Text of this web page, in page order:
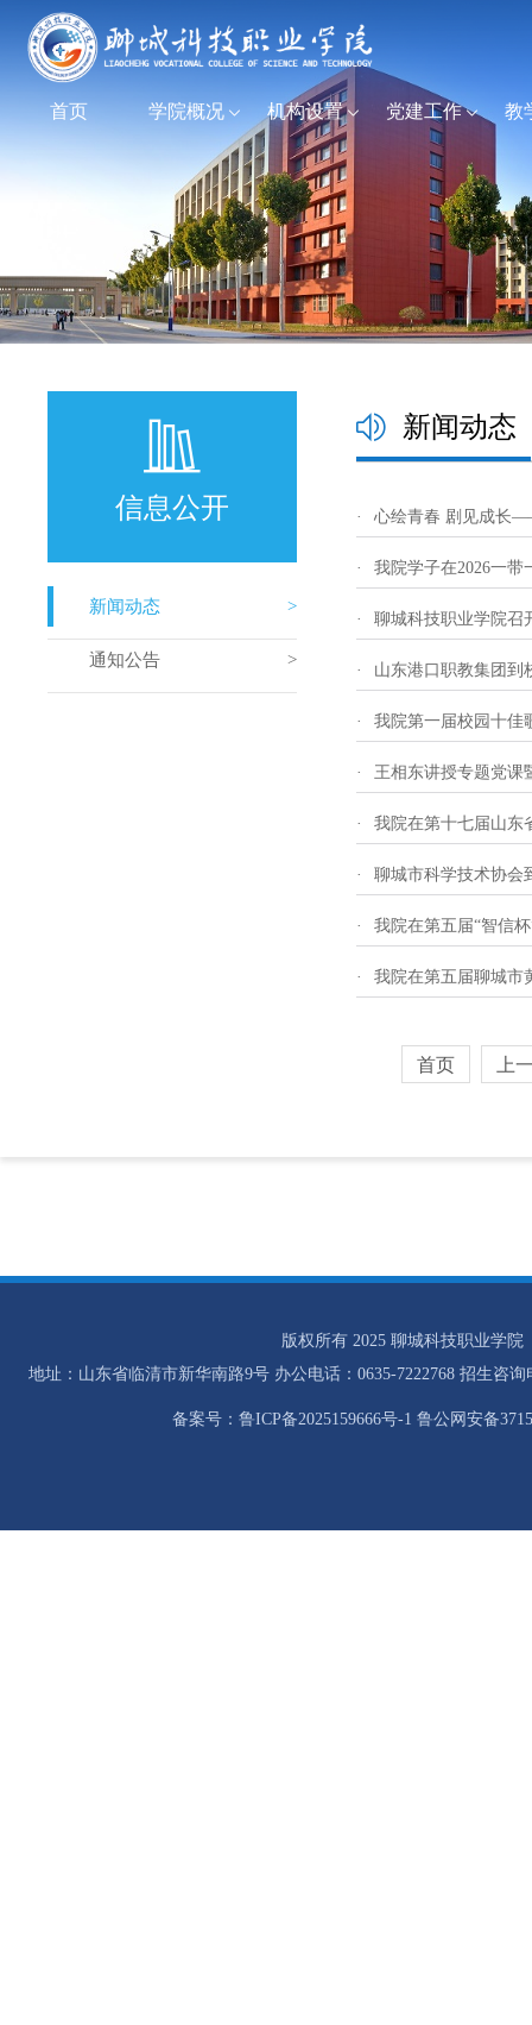
首页 学院概况 机构设置 党建工作 教
信息公开
新闻动态
通知公告
新闻动态
· 心绘青春 剧见成长
· 我院学子在2026一带
· 聊城科技职业学院召
· 山东港口职教集团到
· 我院第一届校园十佳
· 王相东讲授专题党课
· 我院在第十七届山东
· 聊城市科学技术协会
· 我院在第五届“智信
· 我院在第五届聊城市
首页 上
版权所有 2025 聊城科技职业学院
地址：山东省临清市新华南路9号 办公电话：0635-7222768 招生咨询
备案号：鲁ICP备2025159666号-1 鲁公网安备